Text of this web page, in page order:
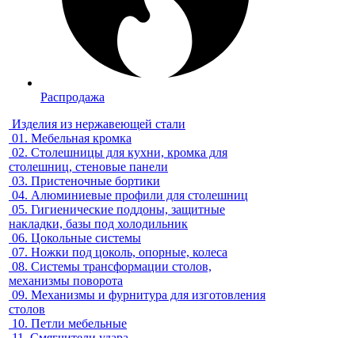
Распродажа
Изделия из нержавеющей стали
01. Мебельная кромка
02. Столешницы для кухни, кромка для
столешниц, стеновые панели
03. Пристеночные бортики
04. Алюминиевые профили для столешниц
05. Гигиенические поддоны, защитные
накладки, базы под холодильник
06. Цокольные системы
07. Ножки под цоколь, опорные, колеса
08. Системы трансформации столов,
механизмы поворота
09. Механизмы и фурнитура для изготовления
столов
10. Петли мебельные